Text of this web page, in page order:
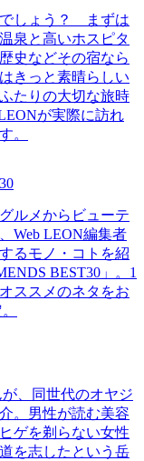
しょう？ まずは
泉と高いホスピタ
史などその宿なら
きっと素晴らしい
たりの大切な旅時
が実際に訪れ
。
ルメからビューテ
Web LEON編集者
るモノ・コトを紹
BEST30」。1
ススメのネタをお
、同世代のオヤジ
。男性が読む美容
ゲを剃らない女性
を志したという岳